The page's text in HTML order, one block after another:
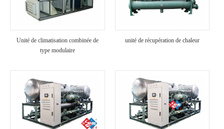
Unité de climatisation combinée de
type modulaire
unité de récupération de chaleur